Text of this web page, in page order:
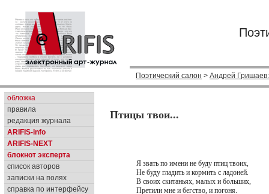
Поэтический салон > Андрей
обложка
правила
редакция журнала
ARIFIS-info
ARIFIS-NEXT
блокнот эксперта
список авторов
записки на полях
справка по интерфейсу
Птицы твои...
Я звать по имени не буду птиц твоих,
Не буду гладить и кормить с ладоней.
В своих скитаньях, малых и больших,
Претили мне и бегство, и погоня.